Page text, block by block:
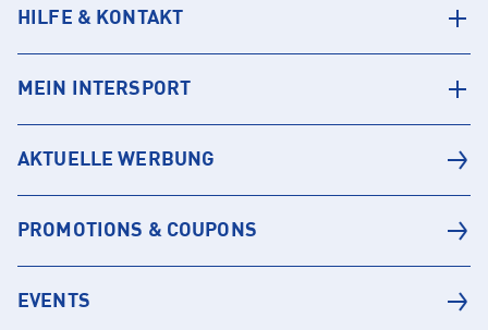
HILFE & KONTAKT
MEIN INTERSPORT
AKTUELLE WERBUNG
PROMOTIONS & COUPONS
EVENTS